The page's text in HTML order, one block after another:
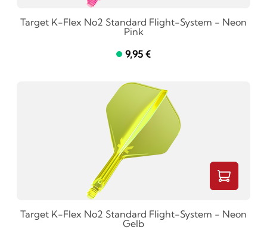
Target K-Flex No2 Standard Flight-System - Neon
Pink
9,95 €
Target K-Flex No2 Standard Flight-System - Neon
Gelb